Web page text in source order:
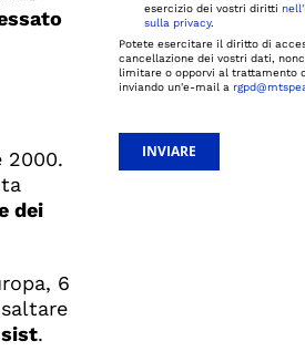
2000.
dei
6
.
esercizio dei vostri diritti
sulla privacy.
Potete esercitare il diritto di
cancellazione dei vostri dati,
limitare o opporvi al trattamento
inviando un'e-mail a
INVIARE